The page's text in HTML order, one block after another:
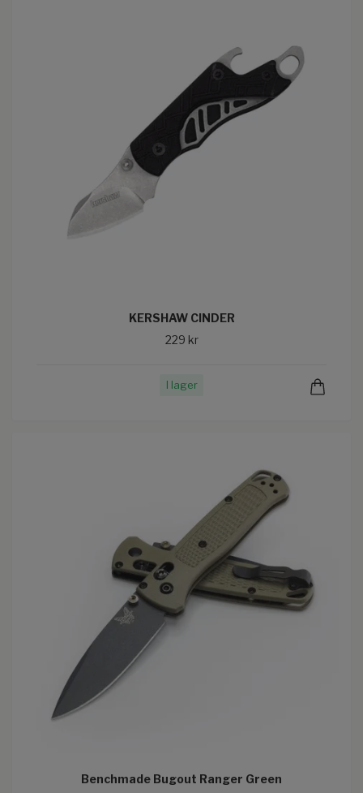
KERSHAW CINDER
229 kr
I lager
Benchmade Bugout Ranger Green